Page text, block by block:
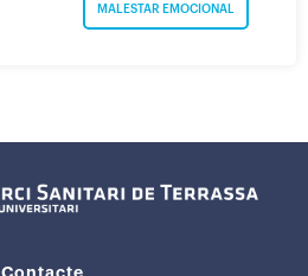
MALESTAR EMOCIONAL
Contacte